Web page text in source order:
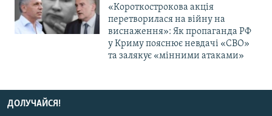
«Короткострокова акція
перетворилася на війну на
виснаження»: Як пропаганда РФ
у Криму пояснює невдачі «СВО»
та залякує «мінними атаками»
ДОЛУЧАЙСЯ!